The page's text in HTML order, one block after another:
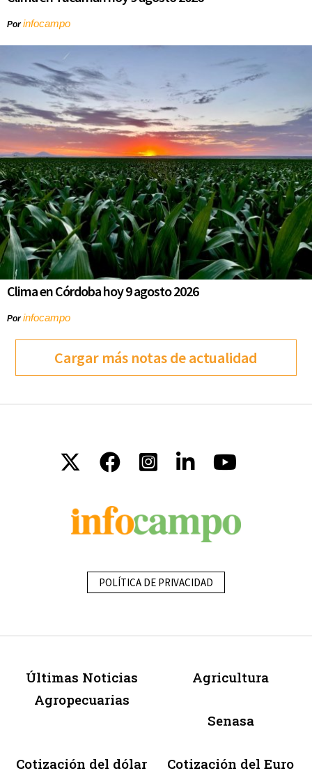
Porinfocampo
Clima en Córdoba hoy 9 agosto 2026
Porinfocampo
Cargar más notas de actualidad
POLÍTICA DE PRIVACIDAD
Últimas Noticias
Agropecuarias
Agricultura
Senasa
Cotización del dólar Cotización del Euro